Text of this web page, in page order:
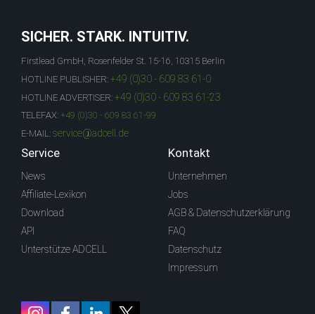
SICHER. STARK. INTUITIV.
Firstlead GmbH, Rosenfelder St. 15-16, 10315 Berlin
HOTLINE PUBLISHER: +49 (0)30 - 609 83 61-0
HOTLINE ADVERTISER: +49 (0)30 - 609 83 61-23
TELEFAX: +49 (0)30 - 609 83 61-99
E-MAIL: service@adcell.de
Service
News
Affiliate-Lexikon
Download
API
Unterstütze ADCELL
Kontakt
Unternehmen
Jobs
AGB & Datenschutzerklärung
FAQ
Datenschutz
Impressum